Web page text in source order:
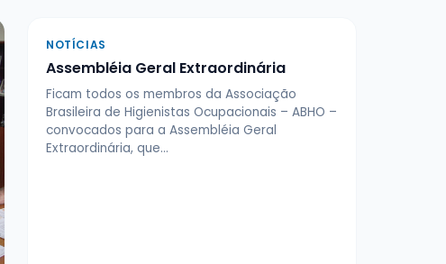
NOTÍCIAS
Assembléia Geral Extraordinária
Ficam todos os membros da Associação
Brasileira de Higienistas Ocupacionais – ABHO –
convocados para a Assembléia Geral
Extraordinária, que…